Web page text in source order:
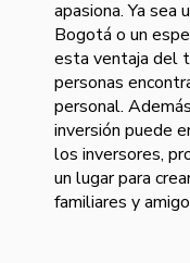
apasiona. Ya sea
Bogotá o un
esta ventaja del
personas
personal.
inversión puede
los inversores,
un lugar para
familiares y